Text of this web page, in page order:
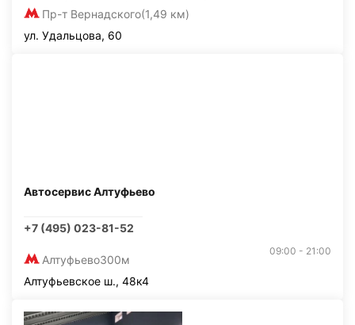
Пр-т Вернадского(1,49 км)
ул. Удальцова, 60
Автосервис Алтуфьево
+7 (495) 023-81-52
Алтуфьево300м
09:00 - 21:00
Алтуфьевское ш., 48к4